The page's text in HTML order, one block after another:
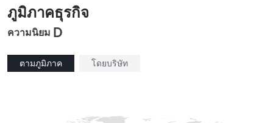
ภูมิภาคธุรกิจ
ความนิยม D
ตามภูมิภาค โดยบริษัท